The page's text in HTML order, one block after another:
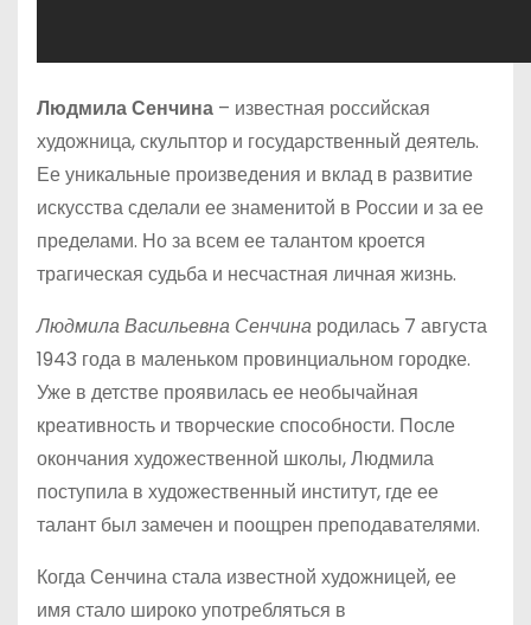
Людмила Сенчина – известная российская
художница, скульптор и государственный деятель.
Ее уникальные произведения и вклад в развитие
искусства сделали ее знаменитой в России и за ее
пределами. Но за всем ее талантом кроется
трагическая судьба и несчастная личная жизнь.
Людмила Васильевна Сенчина родилась 7 августа
1943 года в маленьком провинциальном городке.
Уже в детстве проявилась ее необычайная
креативность и творческие способности. После
окончания художественной школы, Людмила
поступила в художественный институт, где ее
талант был замечен и поощрен преподавателями.
Когда Сенчина стала известной художницей, ее
имя стало широко употребляться в